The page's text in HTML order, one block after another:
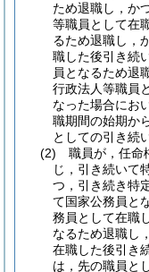
ため退職し，か
等職員として在
るため退職し，
職した後引き続
員となるため退
行政法人等職員
なった場合にお
職期間の始期か
としての引き続
(2)
職員が，任命
じ，引き続いて
つ，引き続き特
て国家公務員と
務員として在職
なるため退職し
在職した後引き
は，先の職員と